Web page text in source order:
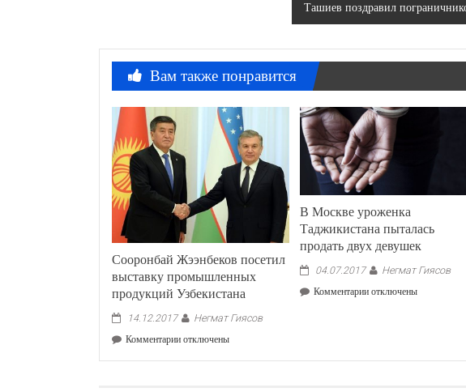
Ташиев поздравил
Вам также понравится
Сооронбай Жээнбеков посетил
выставку промышленных
продукций Узбекистана
14.12.2017 Негмат Гиясов
Комментариикотключены
В Москве уроженка
Таджикистана пыталась
продать двух девушек
04.07.2017 Негмат Гиясов
Комментариик
Таджикистана
отключены